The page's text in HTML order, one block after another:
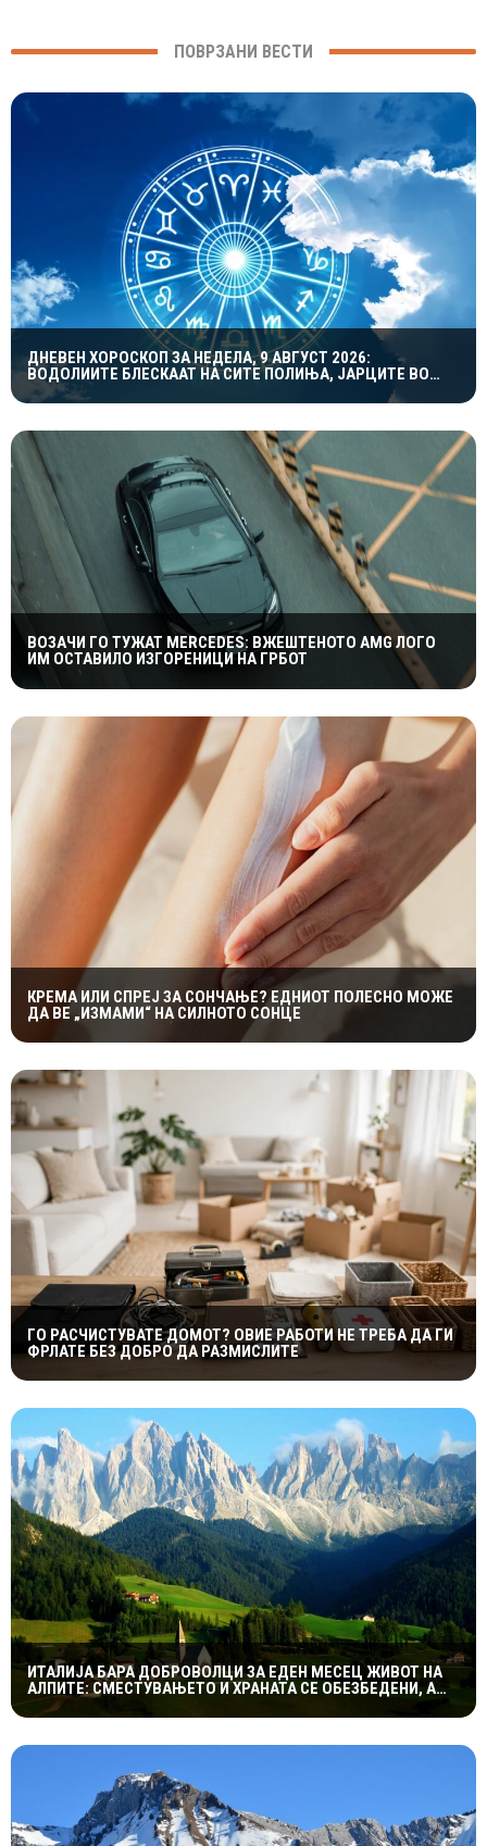
ПОВРЗАНИ ВЕСТИ
ДНЕВЕН ХОРОСКОП ЗА НЕДЕЛА, 9 АВГУСТ 2026:
ВОДОЛИИТЕ БЛЕСКААТ НА СИТЕ ПОЛИЊА, ЈАРЦИТЕ ВО
ЉУБОВТА, А БЛИЗНАЦИТЕ ВО КАРИЕРАТА
ВОЗАЧИ ГО ТУЖАТ MERCEDES: ВЖЕШТЕНОТО AMG ЛОГО
ИМ ОСТАВИЛО ИЗГОРЕНИЦИ НА ГРБОТ
КРЕМА ИЛИ СПРЕЈ ЗА СОНЧАЊЕ? ЕДНИОТ ПОЛЕСНО МОЖЕ
ДА ВЕ „ИЗМАМИ“ НА СИЛНОТО СОНЦЕ
ГО РАСЧИСТУВАТЕ ДОМОТ? ОВИЕ РАБОТИ НЕ ТРЕБА ДА ГИ
ФРЛАТЕ БЕЗ ДОБРО ДА РАЗМИСЛИТЕ
ИТАЛИЈА БАРА ДОБРОВОЛЦИ ЗА ЕДЕН МЕСЕЦ ЖИВОТ НА
АЛПИТЕ: СМЕСТУВАЊЕТО И ХРАНАТА СЕ ОБЕЗБЕДЕНИ, А
СЛЕДУВА И НАДОМЕСТ ОД 400 ЕВРА